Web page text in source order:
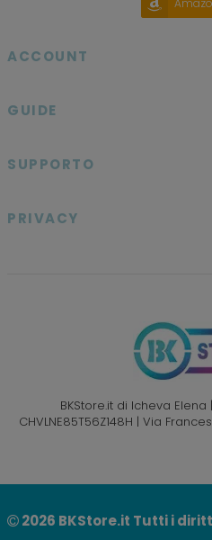
ACCOUNT
GUIDE
SUPPORTO
PRIVACY
BKStore.it di Icheva Elena
CHVLNE85T56Z148H | Via
2026 BKStore.it Tutti i